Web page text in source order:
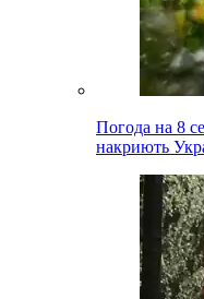
Погода на 8
накриють